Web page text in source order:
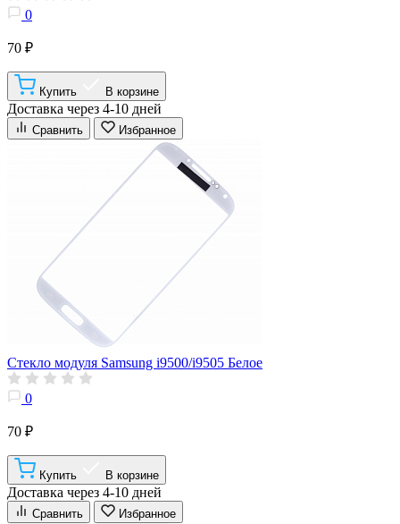
0
70 ₽
Купить В корзине
Доставка через 4-10 дней
Сравнить Избранное
Стекло модуля Samsung i9500/i9505 Белое
0
70 ₽
Купить В корзине
Доставка через 4-10 дней
Сравнить Избранное